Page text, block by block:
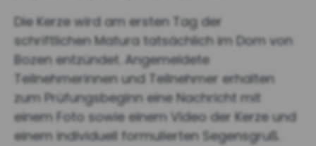
Die Kerze wird am ersten Tag der
schriftlichen Matura tatsächlich im Dom von
Bozen entzündet. Angemeldete
Teilnehmerinnen und Teilnehmer erhalten
zum Prüfungsbeginn eine Nachricht mit
einem Foto sowie einem Video der Kerze und
einem individuell formulierten Segensgruß.